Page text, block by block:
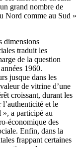
grand nombre de
Nord comme au Sud »
dimensions
traduit les
de la question
1960.
jusque dans les
de vitrine d’une
croissant, durant les
et le
a participé au
économique des
Enfin, dans la
frappant certaines